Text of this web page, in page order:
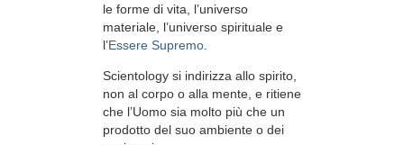
le forme di vita, l’universo
materiale, l’universo spirituale e
l’Essere Supremo
Scientology si indirizza allo spirito,
non al corpo o alla mente, e ritiene
che l’Uomo sia molto più che un
prodotto del suo ambiente o dei